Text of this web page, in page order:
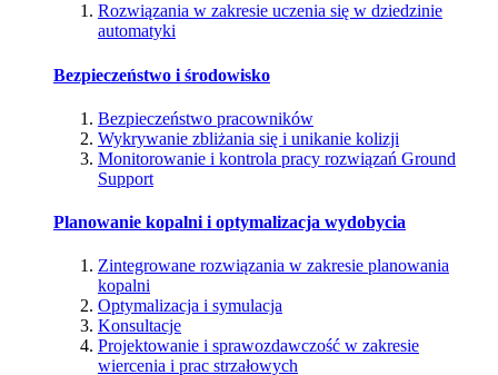
Rozwiązania w zakresie uczenia się w dziedzinie
automatyki
Bezpieczeństwo i środowisko
Bezpieczeństwo pracowników
Wykrywanie zbliżania się i unikanie kolizji
Monitorowanie i kontrola pracy rozwiązań Ground
Support
Planowanie kopalni i optymalizacja wydobycia
Zintegrowane rozwiązania w zakresie planowania
kopalni
Optymalizacja i symulacja
Konsultacje
Projektowanie i sprawozdawczość w zakresie
wiercenia i prac strzałowych